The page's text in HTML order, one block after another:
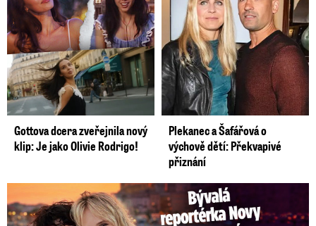
Gottova dcera zveřejnila nový
klip: Je jako Olivie Rodrigo!
Plekanec a Šafářová o
výchově dětí: Překvapivé
přiznání
Bývalá reportérka Novy Maurerová: Neustálý boj o lásku s ...